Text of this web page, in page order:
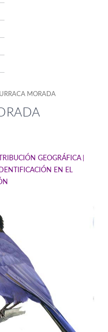
MORADA
GEOGRÁFICA
EN EL